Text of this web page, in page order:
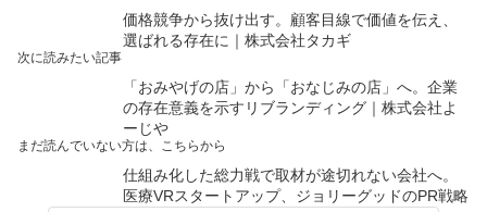
価格競争から抜け出す。顧客目線で価値を伝え、
選ばれる存在に｜株式会社タカギ
次に読みたい記事
「おみやげの店」から「おなじみの店」へ。企業
の存在意義を示すリブランディング｜株式会社よ
ーじや
まだ読んでいない方は、こちらから
仕組み化した総力戦で取材が途切れない会社へ。
医療VRスタートアップ、ジョリーグッドのPR戦略